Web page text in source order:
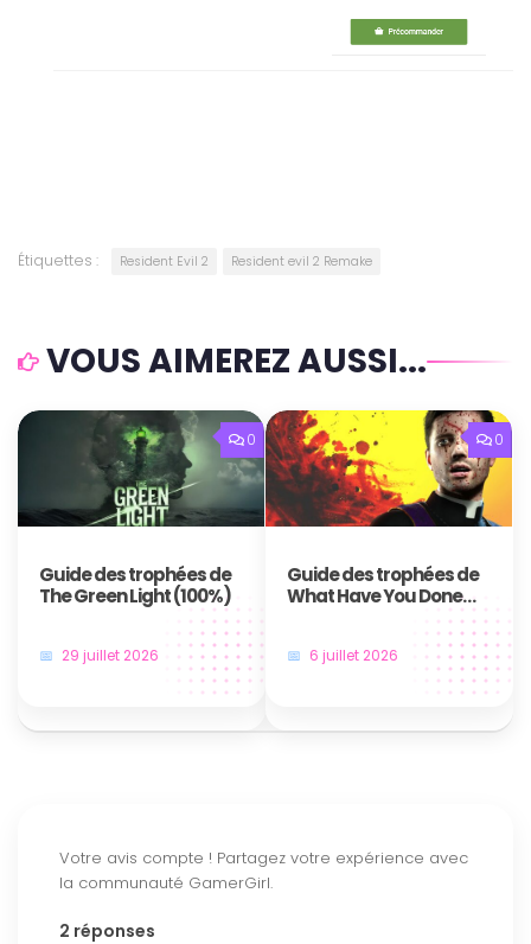
Étiquettes : Resident Evil 2 Resident evil 2 Remake
VOUS AIMEREZ AUSSI...
0
Guide des trophées de
The Green Light (100%)
29 juillet 2026
0
Guide des trophées de
What Have You Done
6 juillet 2026
2 réponses